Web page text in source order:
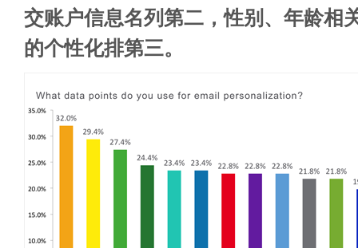
交账户信息名列第二，性别、年龄相
的个性化排第三。